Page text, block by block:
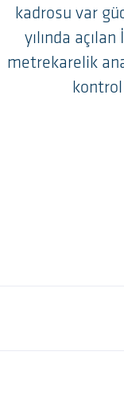
kadrosu var
yılında
metrekarelik